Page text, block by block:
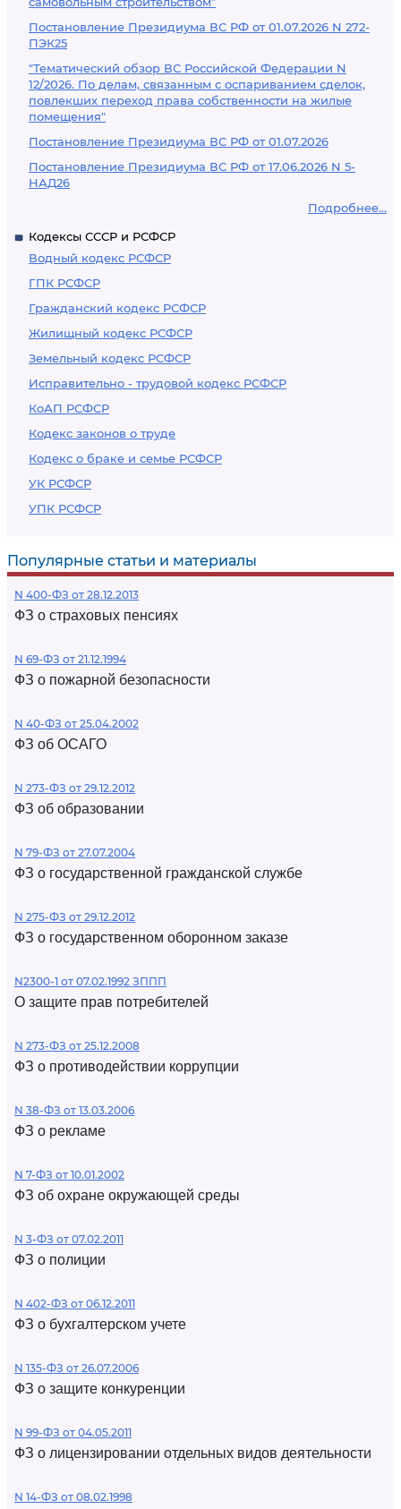
Постановление Президиума ВС РФ от 01.07.2026 N 272-
ПЭК25
"Тематический обзор ВС Российской Федерации N
12/2026. По делам, связанным с оспариванием сделок,
повлекших переход права собственности на жилые
помещения"
Постановление Президиума ВС РФ от 01.07.2026
Постановление Президиума ВС РФ от 17.06.2026 N 5-
НАД26
Подробнее...
Кодексы СССР и РСФСР
Водный кодекс РСФСР
ГПК РСФСР
Гражданский кодекс РСФСР
Жилищный кодекс РСФСР
Земельный кодекс РСФСР
Исправительно - трудовой кодекс РСФСР
КоАП РСФСР
Кодекс законов о труде
Кодекс о браке и семье РСФСР
УК РСФСР
УПК РСФСР
Популярные статьи и материалы
N 400-ФЗ от 28.12.2013
ФЗ о страховых пенсиях
N 69-ФЗ от 21.12.1994
ФЗ о пожарной безопасности
N 40-ФЗ от 25.04.2002
ФЗ об ОСАГО
N 273-ФЗ от 29.12.2012
ФЗ об образовании
N 79-ФЗ от 27.07.2004
ФЗ о государственной гражданской службе
N 275-ФЗ от 29.12.2012
ФЗ о государственном оборонном заказе
N2300-1 от 07.02.1992 ЗППП
О защите прав потребителей
N 273-ФЗ от 25.12.2008
ФЗ о противодействии коррупции
N 38-ФЗ от 13.03.2006
ФЗ о рекламе
N 7-ФЗ от 10.01.2002
ФЗ об охране окружающей среды
N 3-ФЗ от 07.02.2011
ФЗ о полиции
N 402-ФЗ от 06.12.2011
ФЗ о бухгалтерском учете
N 135-ФЗ от 26.07.2006
ФЗ о защите конкуренции
N 99-ФЗ от 04.05.2011
ФЗ о лицензировании отдельных видов деятельности
N 14-ФЗ от 08.02.1998